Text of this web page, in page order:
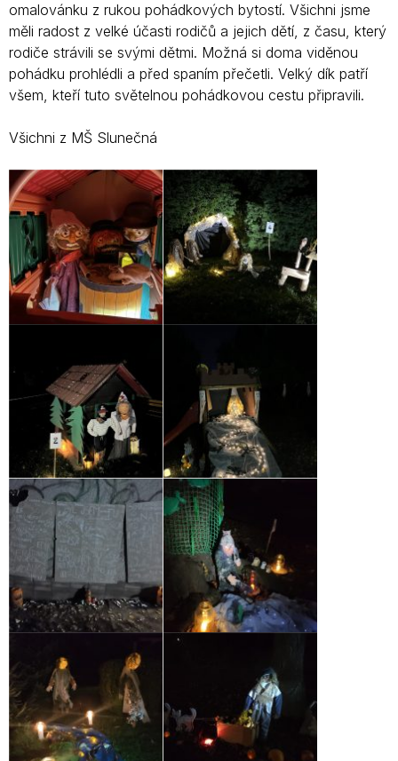
omalovánku z rukou pohádkových bytostí. Všichni jsme
měli radost z velké účasti rodičů a jejich dětí, z času, který
rodiče strávili se svými dětmi. Možná si doma viděnou
pohádku prohlédli a před spaním přečetli. Velký dík patří
všem, kteří tuto světelnou pohádkovou cestu připravili.
Všichni z MŠ Slunečná